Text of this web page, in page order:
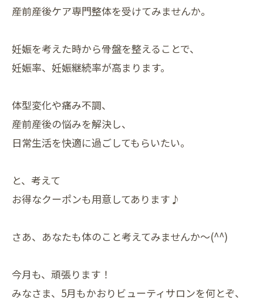
産前産後ケア専門整体を受けてみませんか。
妊娠を考えた時から骨盤を整えることで、
妊娠率、妊娠継続率が高まります。
体型変化や痛み不調、
産前産後の悩みを解決し、
日常生活を快適に過ごしてもらいたい。
と、考えて
お得なクーポンも用意してあります♪
さあ、あなたも体のこと考えてみませんか～(^^)
今月も、頑張ります！
みなさま、5月もかおりビューティサロンを何とぞ、